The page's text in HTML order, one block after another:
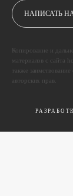
НАПИСАТЬ
Копирование и
материалов с сайта
также заимствование
авторских прав.